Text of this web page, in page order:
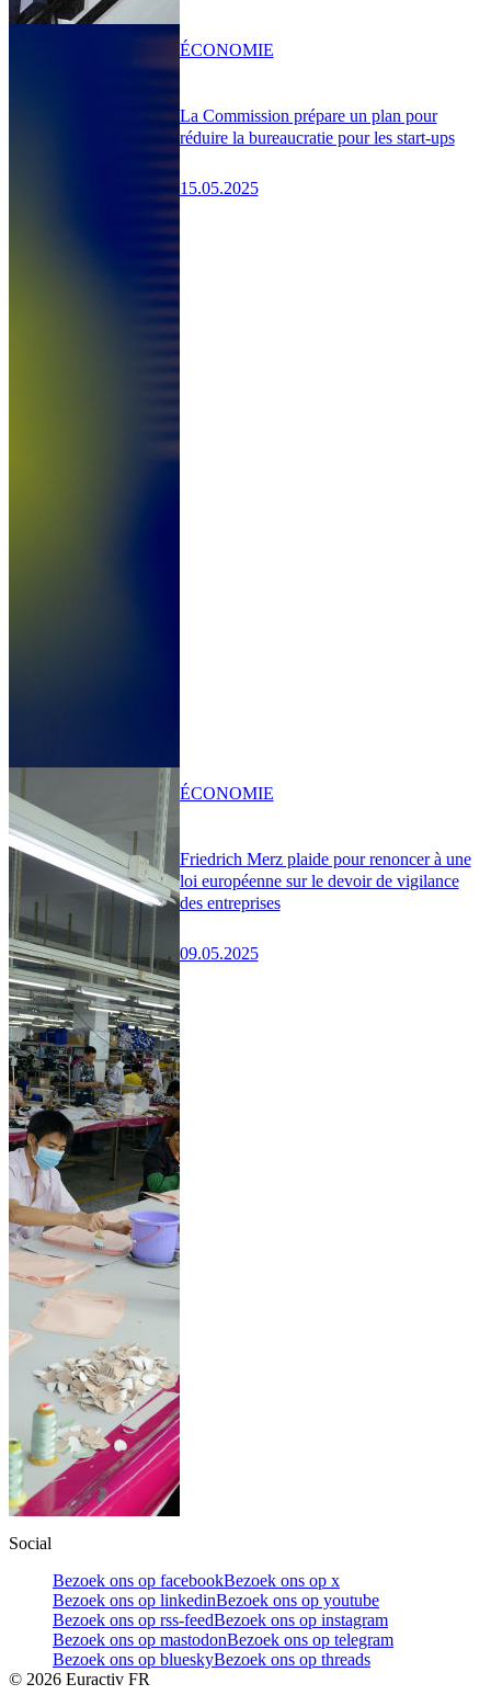
La Commission prépare un plan pour
réduire la bureaucratie pour les start-ups
15.05.2025
ÉCONOMIE
Friedrich Merz plaide pour renoncer à une
loi européenne sur le devoir de vigilance
des entreprises
09.05.2025
ÉCONOMIE
Social
Bezoek ons op facebookBezoek ons op x
Bezoek ons op linkedinBezoek ons op youtube
Bezoek ons op rss-feedBezoek ons op instagram
Bezoek ons op mastodonBezoek ons op telegram
Bezoek ons op blueskyBezoek ons op threads
© 2026 Euractiv FR